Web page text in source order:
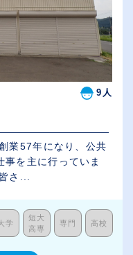
9人
を主に行っていま
さ...
学
短大
高専
専門 高校